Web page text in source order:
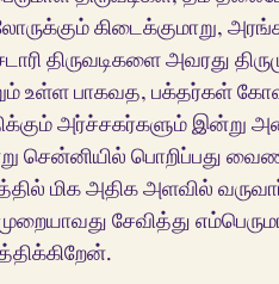
கிடைக்குமாறு,
திருவடிகளை அவரது
உள்ள பாகவத, பக்தர்கள்
அர்ச்சகர்களும் இன்று
சென்னியில் பொறிப்பது
மிக அதிக அளவில்
சேவித்து